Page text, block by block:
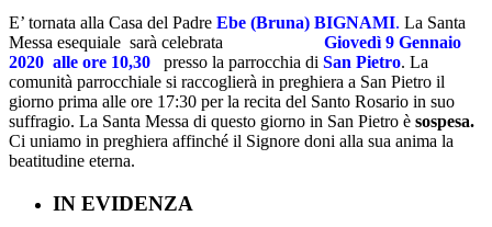
E’ tornata alla Casa del Padre Ebe (Bruna) BIGNAMI. La Santa
Messa esequiale sarà celebrata
Giovedì 9 Gennaio
2020 alle ore 10,30 presso la parrocchia di San Pietro. La
comunità parrocchiale si raccoglierà in preghiera a San Pietro il
giorno prima alle ore 17:30 per la recita del Santo Rosario in suo
suffragio. La Santa Messa di questo giorno in San Pietro è sospesa.
Ci uniamo in preghiera affinché il Signore doni alla sua anima la
beatitudine eterna.
IN EVIDENZA